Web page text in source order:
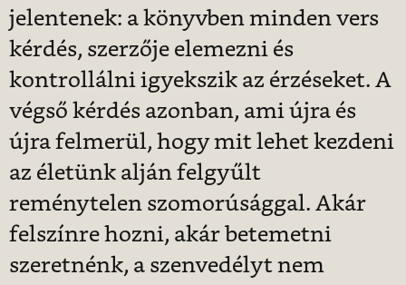
jelentenek: a könyvben minden vers
kérdés, szerzője elemezni és
kontrollálni igyekszik az érzéseket. A
végső kérdés azonban, ami újra és
újra felmerül, hogy mit lehet kezdeni
az életünk alján felgyűlt
reménytelen szomorúsággal. Akár
felszínre hozni, akár betemetni
szeretnénk, a szenvedélyt nem